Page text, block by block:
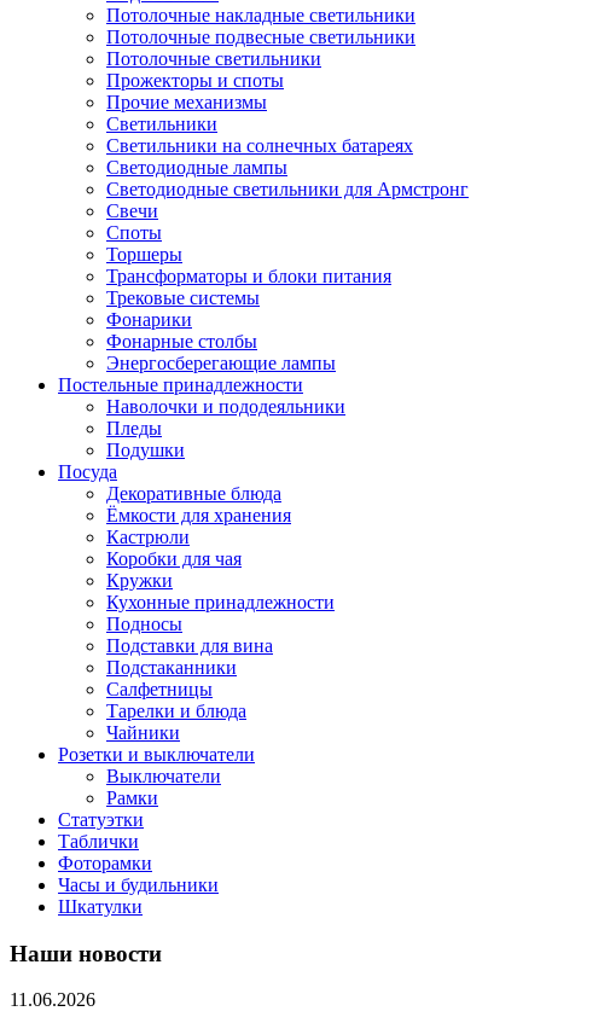
Потолочные накладные светильники
Потолочные подвесные светильники
Потолочные светильники
Прожекторы и споты
Прочие механизмы
Светильники
Светильники на солнечных батареях
Светодиодные лампы
Светодиодные светильники для Армстронг
Свечи
Споты
Торшеры
Трансформаторы и блоки питания
Трековые системы
Фонарики
Фонарные столбы
Энергосберегающие лампы
Постельные принадлежности
Наволочки и пододеяльники
Пледы
Подушки
Посуда
Декоративные блюда
Ёмкости для хранения
Кастрюли
Коробки для чая
Кружки
Кухонные принадлежности
Подносы
Подставки для вина
Подстаканники
Салфетницы
Тарелки и блюда
Чайники
Розетки и выключатели
Выключатели
Рамки
Статуэтки
Таблички
Фоторамки
Часы и будильники
Шкатулки
Наши новости
11.06.2026